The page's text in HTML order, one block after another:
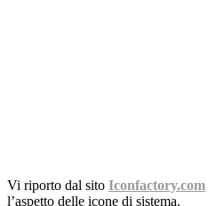
Vi riporto dal sito Iconfactory.com
l’aspetto delle icone di sistema.